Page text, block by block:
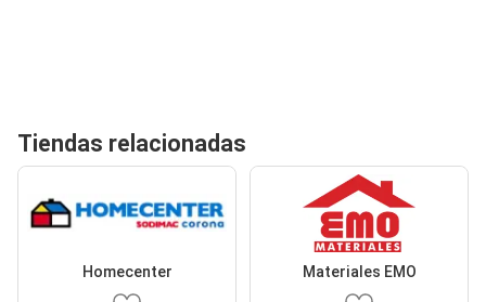
Tiendas relacionadas
Homecenter Materiales EMO